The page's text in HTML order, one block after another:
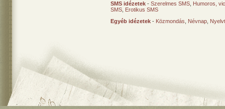
SMS idézetek - Szerelmes SMS Humoros,
SMS Erotikus SMS
Egyéb idézetek - Közmondás Névnap